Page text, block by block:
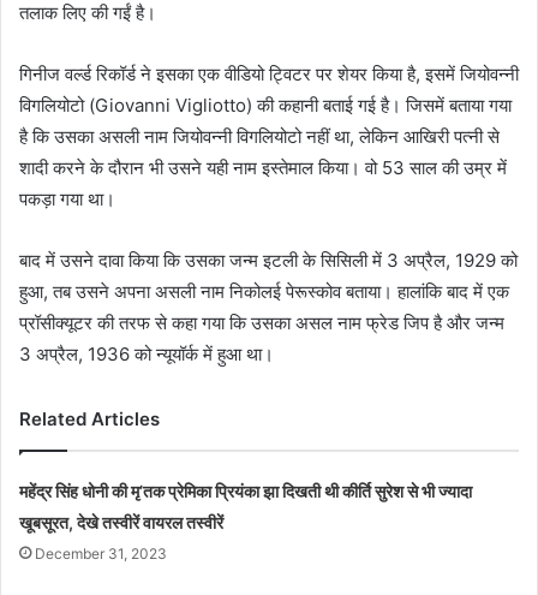
तलाक लिए की गईं है।
गिनीज वर्ल्ड रिकॉर्ड ने इसका एक वीडियो ट्विटर पर शेयर किया है, इसमें जियोवन्नी
विगलियोटो (Giovanni Vigliotto) की कहानी बताई गई है। जिसमें बताया गया
है कि उसका असली नाम जियोवन्नी विगलियोटो नहीं था, लेकिन आखिरी पत्नी से
शादी करने के दौरान भी उसने यही नाम इस्तेमाल किया। वो 53 साल की उम्र में
पकड़ा गया था।
बाद में उसने दावा किया कि उसका जन्म इटली के सिसिली में 3 अप्रैल, 1929 को
हुआ, तब उसने अपना असली नाम निकोलई पेरूस्कोव बताया। हालांकि बाद में एक
प्रॉसीक्यूटर की तरफ से कहा गया कि उसका असल नाम फ्रेड जिप है और जन्म
3 अप्रैल, 1936 को न्यूयॉर्क में हुआ था।
Related Articles
महेंद्र सिंह धोनी की मृ’तक प्रेमिका प्रियंका झा दिखती थी कीर्ति सुरेश से भी ज्यादा
खूबसूरत, देखे तस्वीरें वायरल तस्वीरें
December 31, 2023